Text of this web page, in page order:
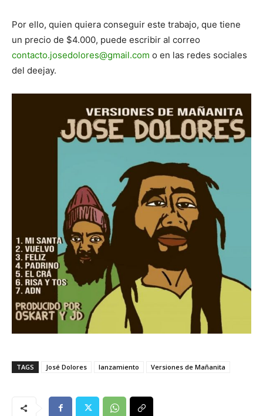
Por ello, quien quiera conseguir este trabajo, que tiene
un precio de $4.000, puede escribir al correo
contacto.josedolores@gmail.com o en las redes sociales
del deejay.
TAGS José Dolores lanzamiento Versiones de Mañanita